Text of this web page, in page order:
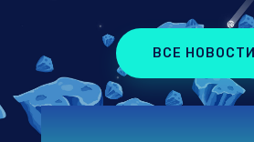
ВСЕ НОВОСТИ